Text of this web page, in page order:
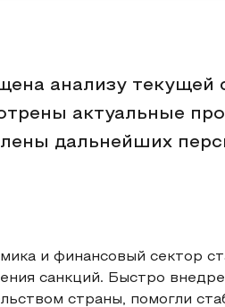
анализу
актуальные
дальнейших
и финансовый сектор
санкций. Быстро
страны, помогли